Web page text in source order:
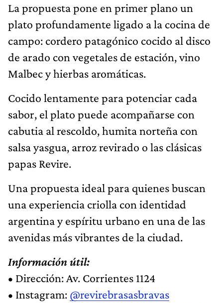
La propuesta pone en primer plano un
plato profundamente ligado a la cocina de
campo: cordero patagónico cocido al disco
de arado con vegetales de estación, vino
Malbec y hierbas aromáticas.
Cocido lentamente para potenciar cada
sabor, el plato puede acompañarse con
cabutia al rescoldo, humita norteña con
salsa yasgua, arroz revirado o las clásicas
papas Revire.
Una propuesta ideal para quienes buscan
una experiencia criolla con identidad
argentina y espíritu urbano en una de las
avenidas más vibrantes de la ciudad.
Información útil:
• Dirección: Av. Corrientes 1124
• Instagram: @revirebrasasbravas